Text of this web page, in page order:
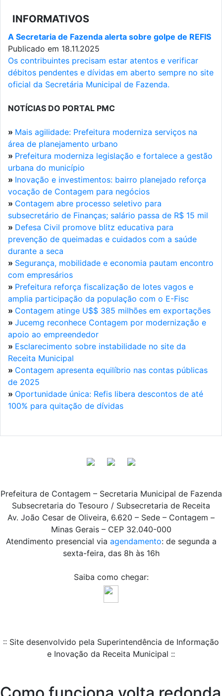
INFORMATIVOS
A Secretaria de Fazenda alerta sobre golpe de REFIS
Publicado em 18.11.2025
Os contribuintes precisam estar atentos e verificar
débitos pendentes e dívidas em aberto sempre no site
oficial da Secretária Municipal de Fazenda.
NOTÍCIAS DO PORTAL PMC
» Mais agilidade: Prefeitura moderniza serviços na
área de planejamento urbano
» Prefeitura moderniza legislação e fortalece a gestão
urbana do município
» Inovação e investimentos: bairro planejado reforça
vocação de Contagem para negócios
» Contagem abre processo seletivo para
subsecretário de Finanças; salário passa de R$ 15 mil
» Defesa Civil promove blitz educativa para
prevenção de queimadas e cuidados com a saúde
durante a seca
» Segurança, mobilidade e economia pautam encontro
com empresários
» Prefeitura reforça fiscalização de lotes vagos e
amplia participação da população com o E-Fisc
» Contagem atinge U$$ 385 milhões em exportações
» Jucemg reconhece Contagem por modernização e
apoio ao empreendedor
» Esclarecimento sobre instabilidade no site da
Receita Municipal
» Contagem apresenta equilíbrio nas contas públicas
de 2025
» Oportunidade única: Refis libera descontos de até
100% para quitação de dívidas
Prefeitura de Contagem – Secretaria Municipal de Fazenda
Subsecretaria do Tesouro / Subsecretaria de Receita
Av. João Cesar de Oliveira, 6.620 – Sede – Contagem –
Minas Gerais – CEP 32.040-000
Atendimento presencial via agendamento: de segunda a
sexta-feira, das 8h às 16h
Saiba como chegar:
:: Site desenvolvido pela Superintendência de Informação
e Inovação da Receita Municipal ::